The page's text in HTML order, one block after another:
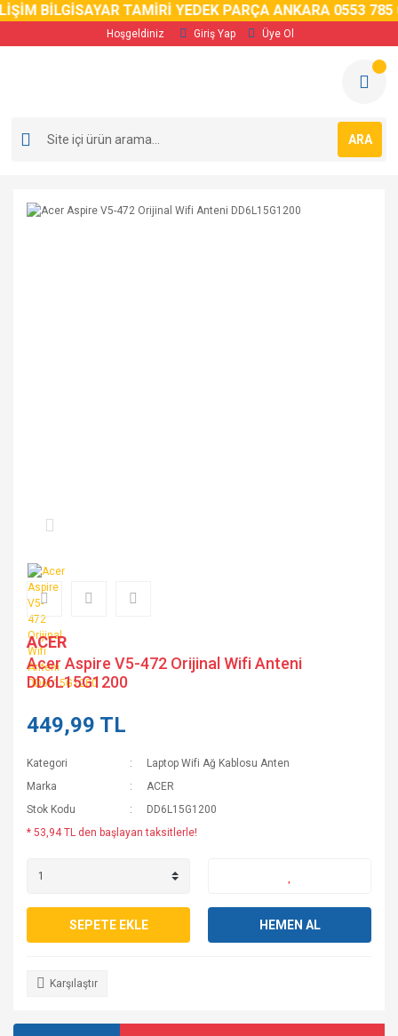
BİLGİSAYAR TAMİRİ YEDEK PARÇA ANKARA 0553 785 02
Hoşgeldiniz Giriş Yap Üye Ol
ARA
ACER
Acer Aspire V5-472 Orijinal Wifi Anteni
DD6L15G1200
449,99 TL
Kategori
Laptop Wifi Ağ Kablosu Anten
Marka
ACER
Stok Kodu
DD6L15G1200
* 53,94 TL den başlayan taksitlerle!
SEPETE EKLE HEMEN AL
Karşılaştır